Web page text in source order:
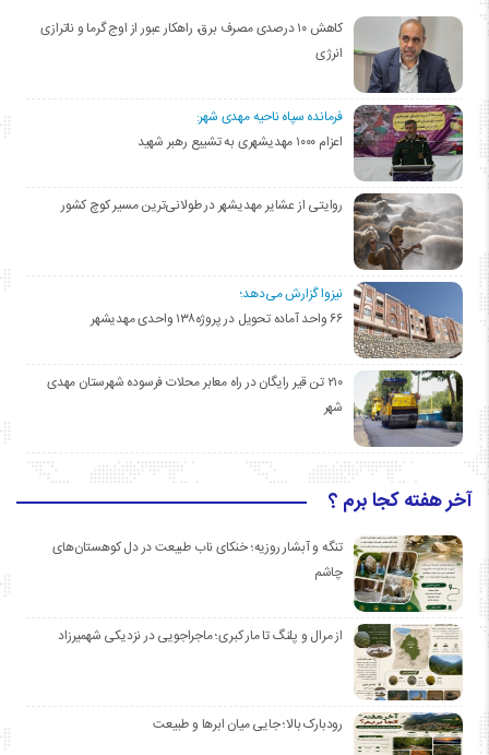
کاهش ۱۰ درصدی مصرف برق، راهکار عبور از اوج گرما و ناترازی
انرژی
فرمانده سپاه ناحیه مهدی شهر:
اعزام ۱۰۰۰ مهدیشهری به تشییع رهبر شهید
روایتی از عشایر مهدیشهر در طولانی‌ترین مسیر کوچ کشور
نیزوا گزارش می‌دهد؛
۶۶ واحد آماده تحویل در پروژه۱۳۸ واحدی مهدیشهر
۲۱۰ تن قیر رایگان در راه معابر محلات فرسوده شهرستان مهدی
شهر
آخر هفته کجا برم ؟
تنگه و آبشار روزیه؛ خنکای ناب طبیعت در دل کوهستان‌های
چاشم
از مرال و پلنگ تا مار کبری؛ ماجراجویی در نزدیکی شهمیرزاد
رودبارک بالا؛ جایی میان ابرها و طبیعت